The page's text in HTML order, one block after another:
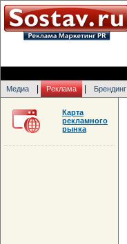
Медиа Реклама Брендинг
Карта
рекламного
рынка